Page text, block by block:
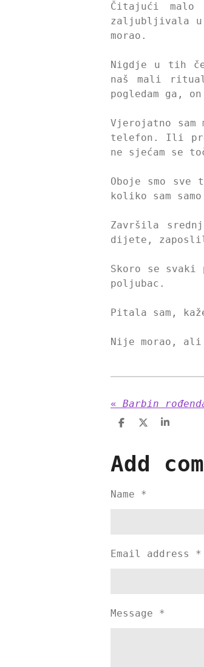
Čitajući
zaljubljivala u
morao.
Nigdje u tih
naš mali ritual
pogledam ga,
Vjerojatno
telefon. Ili
ne sjećam se
Oboje smo
koliko sam
Završila
dijete,
Skoro se
poljubac.
Pitala sam,
Nije morao, ali
« Barbin
S
e
S
r
e
S
e
Add
Name *
Email address *
Message *